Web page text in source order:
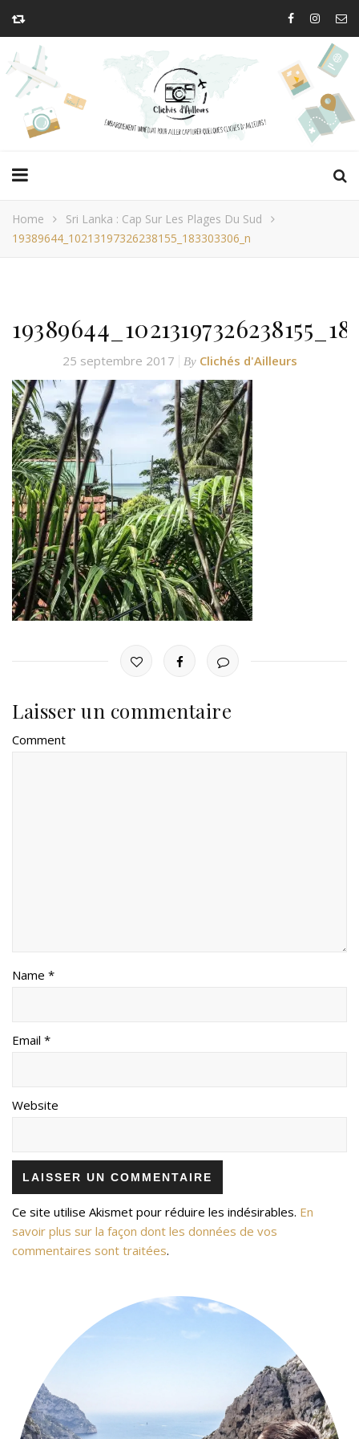
Home
Sri Lanka : Cap Sur Les Plages Du Sud
19389644_10213197326238155_183303306_n
25 septembre 2017 By Clichés d'Ailleurs
Laisser un commentaire
Comment
Name *
Email *
Website
Ce site utilise Akismet pour réduire les indésirables. En
savoir plus sur la façon dont les données de vos
commentaires sont traitées.